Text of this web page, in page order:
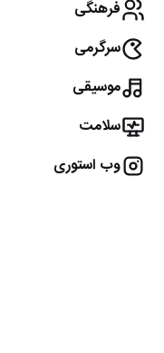
فرهنگی
سرگرمی
موسیقی
سلامت
وب استوری